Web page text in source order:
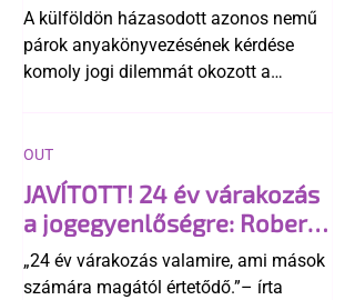
A külföldön házasodott azonos nemű
párok anyakönyvezésének kérdése
komoly jogi dilemmát okozott a
egyértelműen tiltja a házasságuk
elismerését. Közben az ellenzéken belül
is vita robbant ki arról, hogy vissza
kellene-e vonni a kormány konzervatív
alkotmánymódosítását
JAVÍTOTT! 24 év várakozás
a jogegyenlőségre: Robert
Biedroń megindító üzenete
a lengyel bejegyzett
„24 év várakozás valamire, ami mások
számára magától értetődő.”– írta
OUT